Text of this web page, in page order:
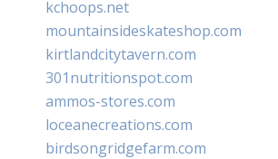
kchoops.net
mountainsideskateshop.com
kirtlandcitytavern.com
301nutritionspot.com
ammos-stores.com
loceanecreations.com
birdsongridgefarm.com